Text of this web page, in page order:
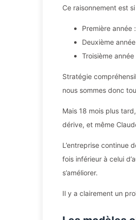
Ce raisonnement est
Première année
Deuxième
Troisième
Stratégie
nous sommes donc
Mais 18 mois plus
dérive, et même
L’entreprise continue
fois inférieur à celui
s’améliorer.
Il y a clairement un